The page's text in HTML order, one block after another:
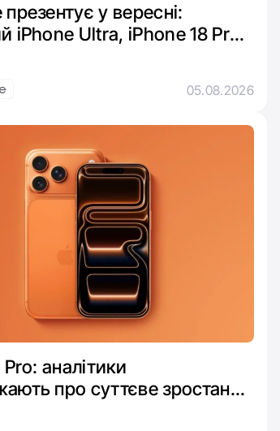
у вересні:
iPhone Ultra, iPhone 18 Pro
05.08.2026
аналітики
про суттєве зростання